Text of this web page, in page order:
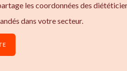
les coordonnées des
dans votre secteur.